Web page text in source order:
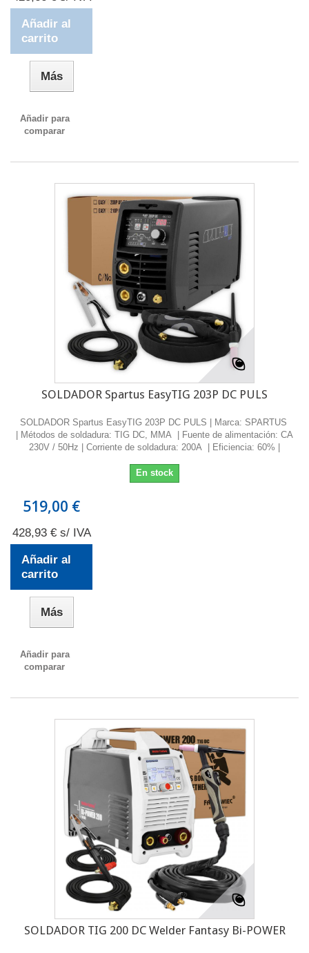
Añadir al
carrito
Más
Añadir para
comparar
SOLDADOR Spartus EasyTIG 203P DC PULS
SOLDADOR Spartus EasyTIG 203P DC PULS | Marca: SPARTUS
| Métodos de soldadura: TIG DC, MMA | Fuente de alimentación: CA
230V / 50Hz | Corriente de soldadura: 200A | Eficiencia: 60% |
En stock
519,00 €
428,93 € s/ IVA
Añadir al
carrito
Más
Añadir para
comparar
SOLDADOR TIG 200 DC Welder Fantasy Bi-POWER